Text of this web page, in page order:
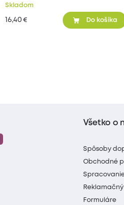
Skladom
16,40 € Do košíka
Všetko o
Spôsoby
Obchodné
Formuláre